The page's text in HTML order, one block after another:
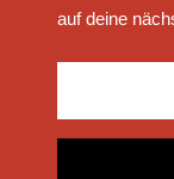
auf deine